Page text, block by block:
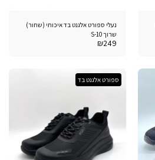
נעלי ספורט אלגנט בד איכותי (שחור)
שרוך S-10
₪249
ספורט אלגנט בד